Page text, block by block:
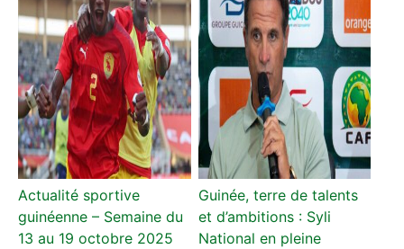
Actualité sportive
guinéenne – Semaine du
13 au 19 octobre 2025
Guinée, terre de talents
et d’ambitions : Syli
National en pleine